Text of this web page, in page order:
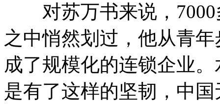
对苏万书来说，7000
之中悄然划过，他从青
成了规模化的连锁企业
是有了这样的坚韧，中